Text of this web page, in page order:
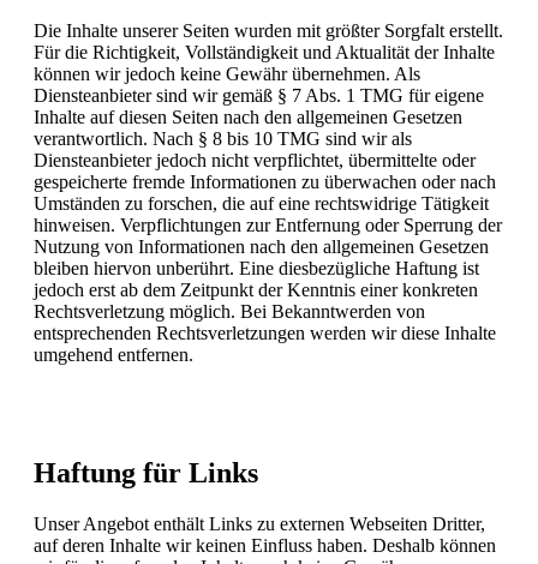
Die Inhalte unserer Seiten wurden mit größter Sorgfalt erstellt.
Für die Richtigkeit, Vollständigkeit und Aktualität der Inhalte
können wir jedoch keine Gewähr übernehmen. Als
Diensteanbieter sind wir gemäß § 7 Abs. 1 TMG für eigene
Inhalte auf diesen Seiten nach den allgemeinen Gesetzen
verantwortlich. Nach § 8 bis 10 TMG sind wir als
Diensteanbieter jedoch nicht verpflichtet, übermittelte oder
gespeicherte fremde Informationen zu überwachen oder nach
Umständen zu forschen, die auf eine rechtswidrige Tätigkeit
hinweisen. Verpflichtungen zur Entfernung oder Sperrung der
Nutzung von Informationen nach den allgemeinen Gesetzen
bleiben hiervon unberührt. Eine diesbezügliche Haftung ist
jedoch erst ab dem Zeitpunkt der Kenntnis einer konkreten
Rechtsverletzung möglich. Bei Bekanntwerden von
entsprechenden Rechtsverletzungen werden wir diese Inhalte
umgehend entfernen.
Haftung für Links
Unser Angebot enthält Links zu externen Webseiten Dritter,
auf deren Inhalte wir keinen Einfluss haben. Deshalb können